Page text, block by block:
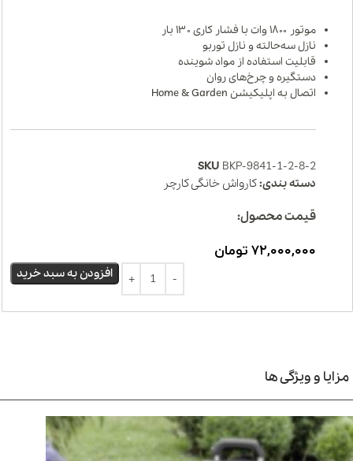
موتور ۱۸۰۰ وات با فشار کاری ۱۳۰ بار
نازل سه‌حالته و نازل توربو
قابلیت استفاده از مواد شوینده
دستگیره و چرخ‌های روان
اتصال به اپلیکیشن Home & Garden
SKU BKP-9841-1-2-8-2
دسته بندی:کارواش خانگی کارچر
قیمت محصول:
۷۲,۰۰۰,۰۰۰ تومان
افزودن به سبد خرید
مزایا و ویژگی ها